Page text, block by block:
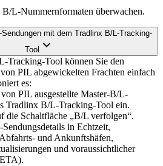
L-Nummernformaten überwachen.
mit dem Tradlinx B/L-Tracking-
Tool
Tracking-Tool können Sie den
PIL abgewickelten Frachten einfach
es:
PIL ausgestellte Master-B/L-
Tradlinx B/L-Tracking-Tool ein.
die Schaltfläche „B/L verfolgen“.
in Echtzeit,
und Ankunftshäfen,
und voraussichtlicher